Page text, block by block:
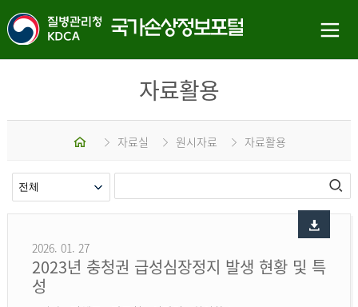
자료활용
홈 자료실 원시자료 자료활용
2026. 01. 27
2023년 충청권 급성심장정지 발생 현황 및 특
성